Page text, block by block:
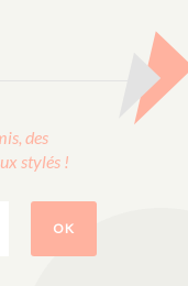
des
stylés !
OK